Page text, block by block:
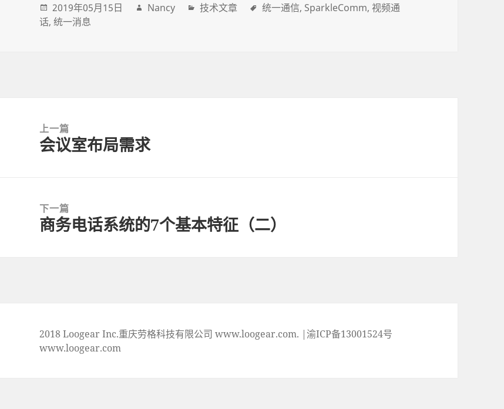
2019年05月15日 Nancy 技术文章 统一通信 SparkleComm 视频通
话 统一消息
navigation上一篇
上
章:
会议室布局需求
下一篇
下
商务电话系统的7个基本特征（二）
2018 Loogear Inc.重庆劳格科技有限公司 www.loogear.com. |渝ICP备13001524号
www.loogear.com